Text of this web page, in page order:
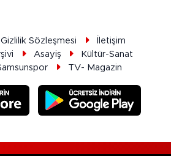
Gizlilik Sözleşmesi
İletişim
Asayiş
Kültür-Sanat
TV- Magazin